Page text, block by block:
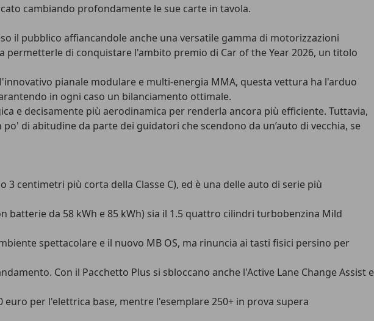
cambiando profondamente le sue carte in tavola.
il pubblico affiancandole anche una versatile gamma di motorizzazioni
permetterle di conquistare l'ambito premio di Car of the Year 2026, un titolo
pianale modulare e multi-energia MMA, questa vettura ha l'arduo
in ogni caso un bilanciamento ottimale.
e decisamente più aerodinamica per renderla ancora più efficiente. Tuttavia,
di abitudine da parte dei guidatori che scendono da un’auto di vecchia, se
centimetri più corta della Classe C), ed è una delle auto di serie più
da 58 kWh e 85 kWh) sia il 1.5 quattro cilindri turbobenzina Mild
spettacolare e il nuovo MB OS, ma rinuncia ai tasti fisici persino per
Con il Pacchetto Plus si sbloccano anche l'Active Lane Change Assist e
per l'elettrica base, mentre l'esemplare 250+ in prova supera